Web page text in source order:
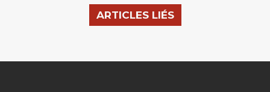
ARTICLES LIÉS